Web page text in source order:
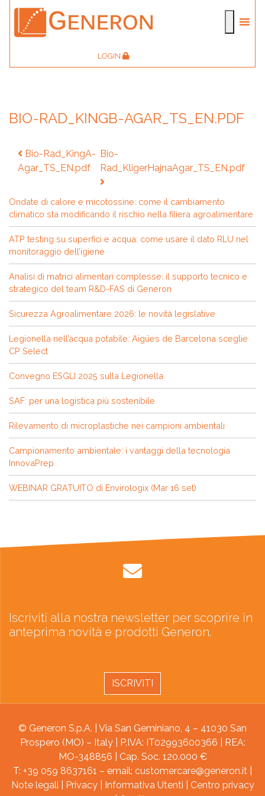
LOGIN
BIO-RAD_KINGB-AGAR_TS_EN.PDF
Navigazione
articoli
Bio-Rad_KingA-
Agar_TS_EN.pdf
Bio-
Rad_KligerHajnaAgar_TS_EN.pdf
Ondate di calore e micotossine: come il cambiamento
climatico sta modificando il rischio nella filiera agroalimentare
ATP testing su superfici e acqua: come usare il dato RLU nel
monitoraggio dell’igiene
Analisi di matrici alimentari complesse: il supporto tecnico e
strategico del team R&D-FAS di Generon
Sicurezza Agroalimentare 2026: le novità legislative
Legionella nell’acqua potabile: Aigües de Barcelona sceglie
CP Select
Convegno ESGLI 2025 sulla Legionella
SAF: per una logistica più sostenibile
Rilevamento di microplastiche nei campioni ambientali
Campionamento ambientale: i vantaggi della tecnologia
InnovaPrep
WEBINAR GRATUITO di Envirologix (Mar 16 set)
Iscriviti alla nostra newsletter per scoprire in
anteprima novità e prodotti Generon.
ISCRIVITI
© Generon S.p.A. | Via San Geminiano, 4 – 41030 San
Prospero (MO) – Italy | P.IVA: IT02993600366 | REA:
MO-348856 | Cap. Soc. 120.000 €
T: +39 059 8637161 – email: customercare@generon.it
Note legali
Privacy| Informativa Utenti
Centro privacy